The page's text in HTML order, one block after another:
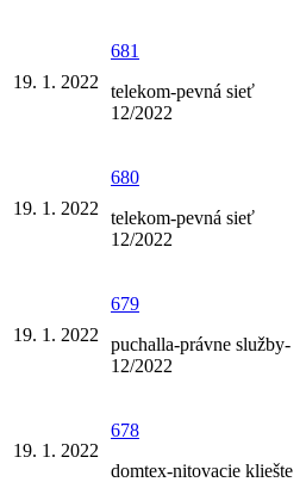
19. 1. 2022
681
telekom-pevná sieť
12/2022
19. 1. 2022
680
telekom-pevná sieť
12/2022
19. 1. 2022
679
puchalla-právne služby-
12/2022
19. 1. 2022
678
domtex-nitovacie kliešte